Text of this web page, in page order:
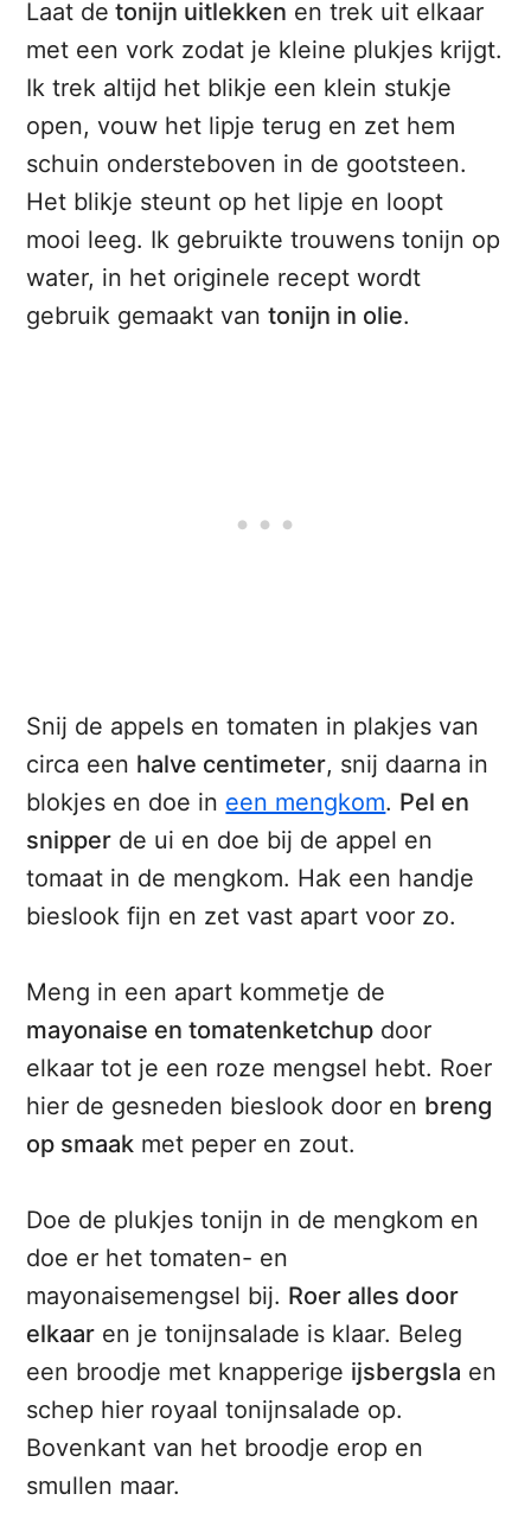
Laat de tonijn uitlekken en trek uit elkaar
met een vork zodat je kleine plukjes krijgt.
Ik trek altijd het blikje een klein stukje
open, vouw het lipje terug en zet hem
schuin ondersteboven in de gootsteen.
Het blikje steunt op het lipje en loopt
mooi leeg. Ik gebruikte trouwens tonijn op
water, in het originele recept wordt
gebruik gemaakt vantonijn in olie.
Snij de appels en tomaten in plakjes van
circa een halve centimeter, snij daarna in
blokjes en doe in een mengkom. Pel en
snipper de ui en doe bij de appel en
tomaat in de mengkom. Hak een handje
bieslook fijn en zet vast apart voor zo.
Meng in een apart kommetje de
mayonaise en tomatenketchup door
elkaar tot je een roze mengsel hebt. Roer
hier de gesneden bieslook door en breng
op smaak met peper en zout.
Doe de plukjes tonijn in de mengkom en
doe er het tomaten- en
mayonaisemengsel bij. Roer alles door
elkaar en je tonijnsalade is klaar. Beleg
een broodje met knapperige ijsbergsla en
schep hier royaal tonijnsalade op.
Bovenkant van het broodje erop en
smullen maar.